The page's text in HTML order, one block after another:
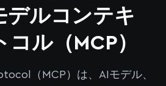
デルコンテキ
コル（MCP）
（MCP）は、AIモデル、